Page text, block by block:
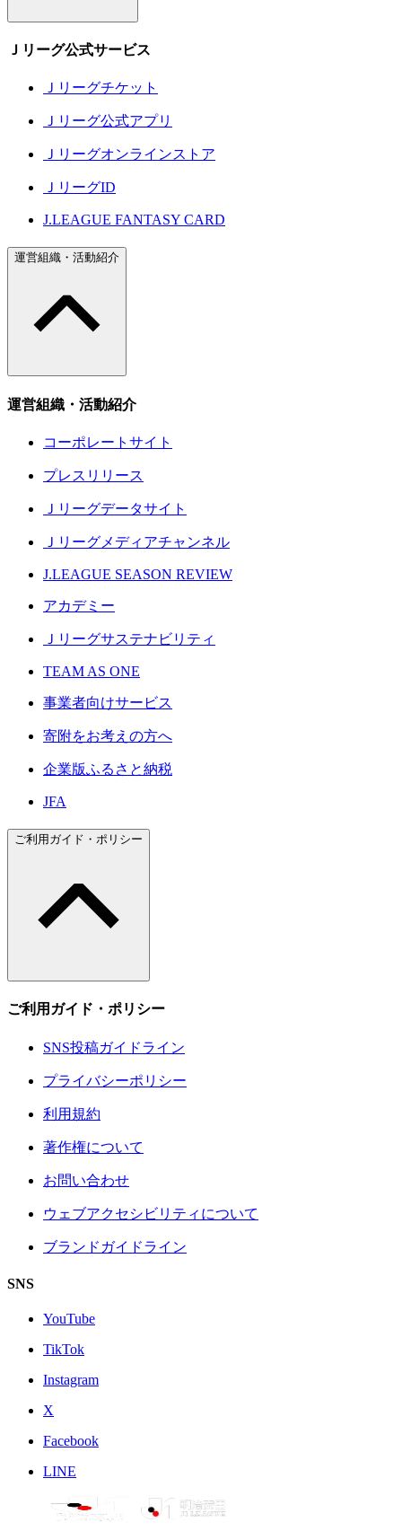
Ｊリーグ公式サービス
Ｊリーグチケット
Ｊリーグ公式アプリ
Ｊリーグオンラインストア
ＪリーグID
J.LEAGUE FANTASY CARD
運営組織・活動紹介
運営組織・活動紹介
コーポレートサイト
プレスリリース
Ｊリーグデータサイト
Ｊリーグメディアチャンネル
J.LEAGUE SEASON REVIEW
アカデミー
Ｊリーグサステナビリティ
TEAM AS ONE
事業者向けサービス
寄附をお考えの方へ
企業版ふるさと納税
JFA
ご利用ガイド・ポリシー
ご利用ガイド・ポリシー
SNS投稿ガイドライン
プライバシーポリシー
利用規約
著作権について
お問い合わせ
ウェブアクセシビリティについて
ブランドガイドライン
SNS
YouTube
TikTok
Instagram
X
Facebook
LINE